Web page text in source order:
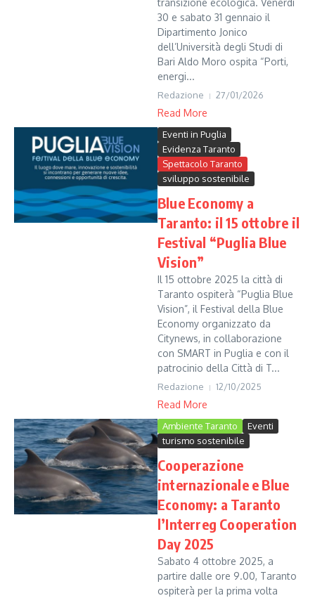
transizione ecologica. Venerdì
30 e sabato 31 gennaio il
Dipartimento Jonico
dell’Università degli Studi di
Bari Aldo Moro ospita “Porti,
energi...
Redazione 27/01/2026
Read More
Eventi in Puglia
Evidenza Taranto
Spettacolo Taranto
sviluppo sostenibile
Blue Economy a
Taranto: il 15 ottobre il
Festival “Puglia Blue
Vision”
Il 15 ottobre 2025 la città di
Taranto ospiterà “Puglia Blue
Vision”, il Festival della Blue
Economy organizzato da
Citynews, in collaborazione
con SMART in Puglia e con il
patrocinio della Città di T...
Redazione 12/10/2025
Read More
Ambiente Taranto
Eventi
turismo sostenibile
Cooperazione
internazionale e Blue
Economy: a Taranto
l’Interreg Cooperation
Day 2025
Sabato 4 ottobre 2025, a
partire dalle ore 9.00, Taranto
ospiterà per la prima volta